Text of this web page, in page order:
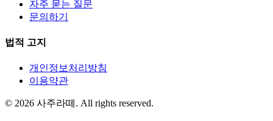
자주 묻는 질문
문의하기
법적 고지
개인정보처리방침
이용약관
© 2026 사주라떼. All rights reserved.